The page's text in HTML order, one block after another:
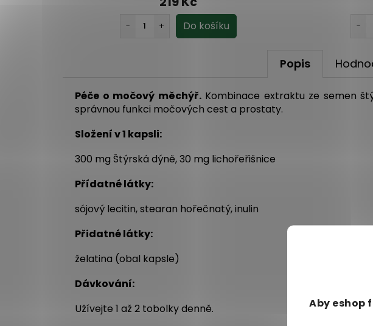
Aby eshop
Popis
Péče o močový měchýř.Kombinace extraktu ze semen
správnou funkci močových cest a prostaty.
Složení v 1 kapsli:
300 mg Štýrská dýně, 30 mg lichořeřišnice
Přídatné látky:
sójový lecitin, stearan hořečnatý, inulin
Přidatné látky:
želatina (obal kapsle)
Dávkování:
Užívejte 1 až 2 tobolky denně.